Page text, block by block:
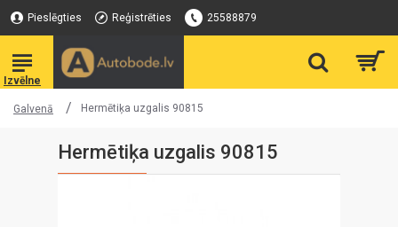
Pieslēgties Reģistrēties 25588879
Galvenā Hermētiķa uzgalis 90815
Hermētiķa uzgalis 90815